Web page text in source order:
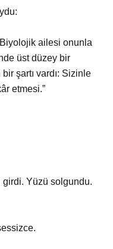
ailesi onunla
üst düzey bir
şartı vardı: Sizinle
etmesi.”
girdi. Yüzü solgundu.